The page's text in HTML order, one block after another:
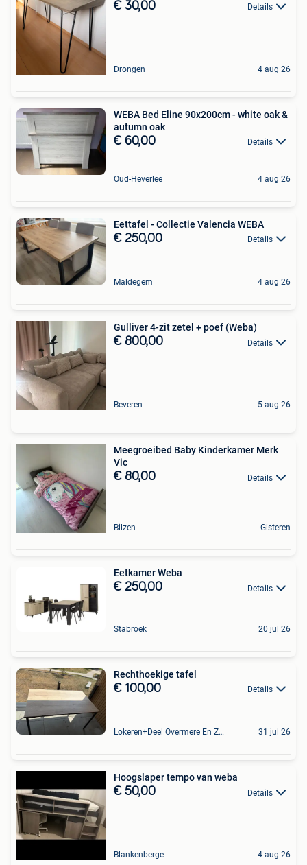
€ 30,00 Details
Drongen 4 aug 26
WEBA Bed Eline 90x200cm - white oak &
autumn oak
€ 60,00 Details
Oud-Heverlee 4 aug 26
Eettafel - Collectie Valencia WEBA
€ 250,00 Details
Maldegem 4 aug 26
Gulliver 4-zit zetel + poef (Weba)
€ 800,00 Details
Beveren 5 aug 26
Meegroeibed Baby Kinderkamer Merk
Vic
€ 80,00 Details
Bilzen Gisteren
Eetkamer Weba
€ 250,00 Details
Stabroek 20 jul 26
Rechthoekige tafel
€ 100,00 Details
Lokeren+Deel Overmere En Zele 31 jul 26
Hoogslaper tempo van weba
€ 50,00 Details
Blankenberge 4 aug 26